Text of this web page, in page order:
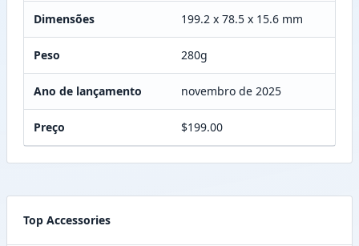
Dimensões 199.2 x 78.5 x 15.6 mm
Peso 280g
Ano de lançamento novembro de 2025
Preço $199.00
Top Accessories